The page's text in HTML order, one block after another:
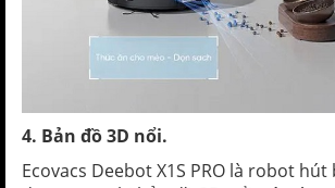
4. Bản đồ 3D nổi.
Ecovacs Deebot X1S PRO là robot